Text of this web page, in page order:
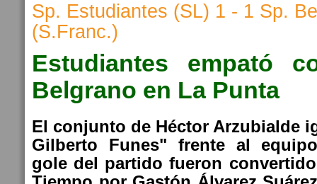
Sp. Estudiantes (SL) 1 - 1 Sp.
(S.Franc.)
Estudiantes empató
Belgrano en La Punta
El conjunto de Héctor Arzubialde
Gilberto Funes" frente al
gole del partido fueron